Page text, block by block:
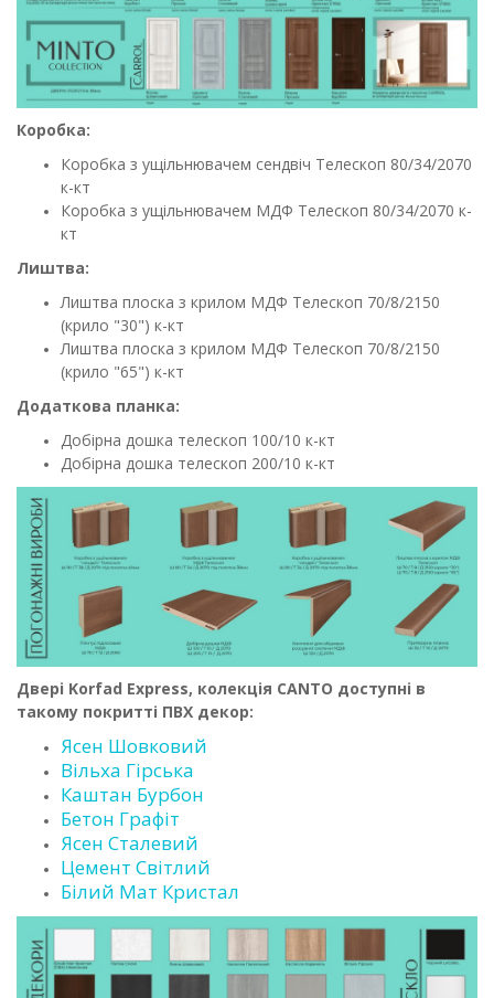
Коробка:
Коробка з ущільнювачем сендвіч Телескоп 80/34/2070
к-кт
Коробка з ущільнювачем МДФ Телескоп 80/34/2070 к-
кт
Лиштва:
Лиштва плоска з крилом МДФ Телескоп 70/8/2150
(крило "30") к-кт
Лиштва плоска з крилом МДФ Телескоп 70/8/2150
(крило "65") к-кт
Додаткова планка:
Добірна дошка телескоп 100/10 к-кт
Добірна дошка телескоп 200/10 к-кт
Двері Korfad Express, колекція CANTO доступні в
такому покритті ПВХ декор:
Ясен Шовковий
Вільха Гірська
Каштан Бурбон
Бетон Графіт
Ясен Сталевий
Цемент Світлий
Білий Мат Кристал